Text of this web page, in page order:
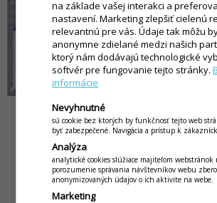
Spoznajte aj ďalšie
podporu prevádzky
na základe vašej interakci a
nastavení. Marketing zlepšiť cielenú
relevantnú pre vás. Údaje tak môžu
anonymne zdielané medzi našich
ktorý nám dodávajú technologické
softvér pre fungovanie tejto stránky.
informácie
Nevyhnutné
sú cookie bez ktorých by funkčnosť tejto web
byť zabezpečené. Navigácia a prístup k
Analýza
analytické cookies slúžiace majiteľom webstránok
porozumenie správania návštevníkov webu
anonymizovaných údajov o ich aktivite na webe.
Marketing